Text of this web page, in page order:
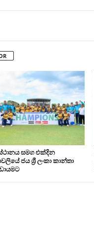
සමග එක්දින
ජය ශ්‍රී ලංකා කාන්තා